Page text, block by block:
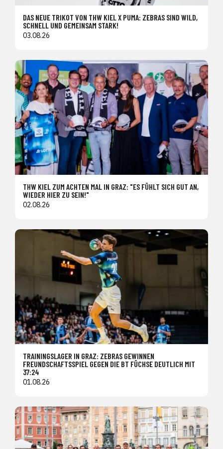
DAS NEUE TRIKOT VON THW KIEL X PUMA: ZEBRAS SIND WILD,
SCHNELL UND GEMEINSAM STARK!
03.08.26
THW KIEL ZUM ACHTEN MAL IN GRAZ: "ES FÜHLT SICH GUT AN,
WIEDER HIER ZU SEIN!"
02.08.26
TRAININGSLAGER IN GRAZ: ZEBRAS GEWINNEN
FREUNDSCHAFTSSPIEL GEGEN DIE BT FÜCHSE DEUTLICH MIT
37:24
01.08.26